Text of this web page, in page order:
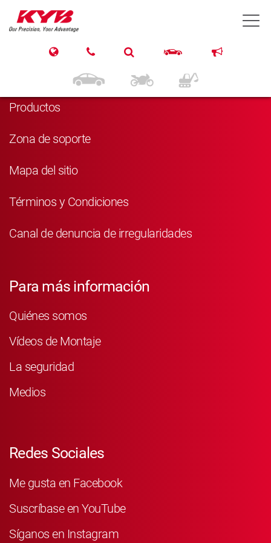
Navegación
Productos
Zona de soporte
Mapa del sitio
Términos y Condiciones
Canal de denuncia de irregularidades
Para más información
Quiénes somos
Vídeos de Montaje
La seguridad
Medios
Redes Sociales
Me gusta en Facebook
Suscríbase en YouTube
Síganos en Instagram